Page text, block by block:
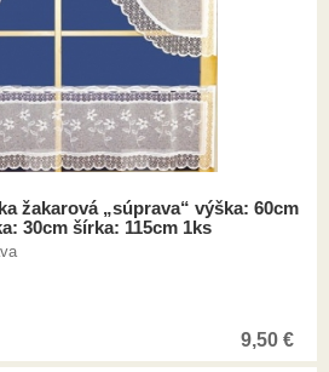
žakarová „súprava“ výška: 60cm
30cm šírka: 115cm 1ks
9,50 €